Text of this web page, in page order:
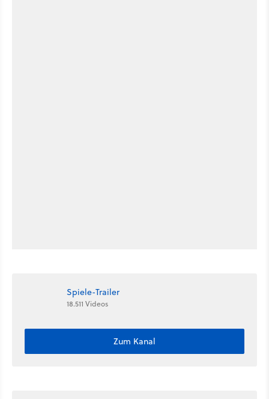
Spiele-Trailer
18.511 Videos
Zum Kanal